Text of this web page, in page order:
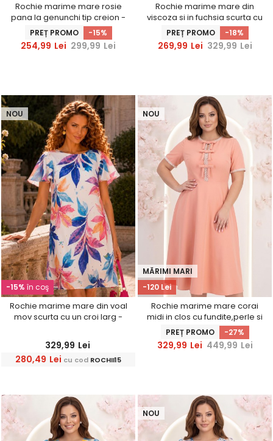
Rochie marime mare rosie
pana la genunchi tip creion -
StarShinerS
PREȚ PROMO -15%
254,99 Lei 299,99 Lei
Rochie marime mare din
viscoza si in fuchsia scurta cu
croi larg si umeri decupati -
StarShinerS
PREȚ PROMO -18%
269,99 Lei 329,99 Lei
-15% în coş
NOU
Rochie marime mare din voal
mov scurta cu un croi larg -
329,99 Lei
280,49 Lei cu cod ROCHII15
-120 Lei
MĂRIMI MARI
NOU
Rochie marime mare corai
midi in clos cu fundite,perle si
pietre strass- StarShinerS
PREȚ PROMO -27%
329,99 Lei 449,99 Lei
NOU